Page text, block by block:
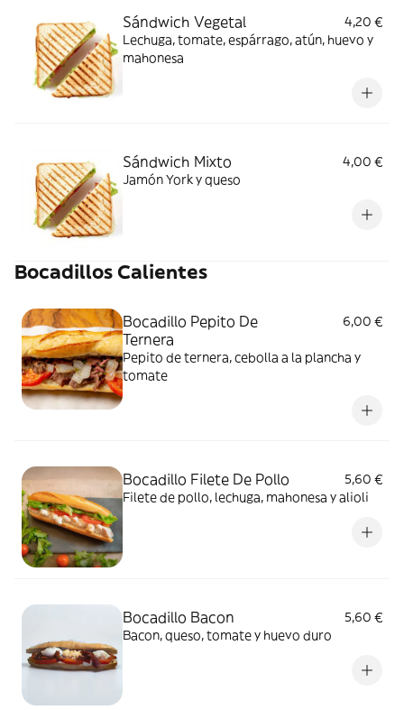
Sándwich Vegetal
4,20 €
Lechuga, tomate, espárrago, atún, huevo y
mahonesa
Sándwich Mixto
4,00 €
Jamón York y queso
Bocadillos Calientes
Bocadillo Pepito De
Ternera
6,00 €
Pepito de ternera, cebolla a la plancha y
tomate
Bocadillo Filete De Pollo
5,60 €
Filete de pollo, lechuga, mahonesa y alioli
Bocadillo Bacon
5,60 €
Bacon, queso, tomate y huevo duro